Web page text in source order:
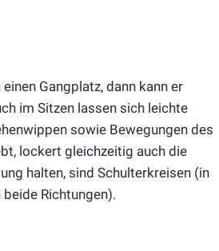
Gangplatz, dann kann er
im Sitzen lassen sich leichte
sowie Bewegungen des
lockert gleichzeitig auch die
halten, sind Schulterkreisen (in
Richtungen).